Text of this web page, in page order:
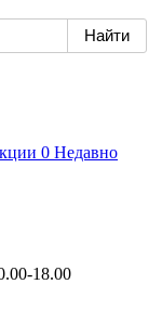
0 Недавно
18.00